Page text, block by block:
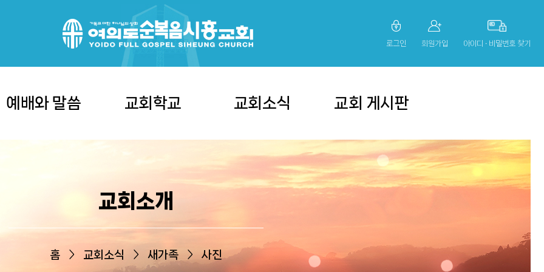
로그인 회원가입 아이디 ∙ 비밀번호 찾기
예배와 말씀 교회학교 교회소식 교회 게시판
교회소개
홈 교회소식 새가족 사진